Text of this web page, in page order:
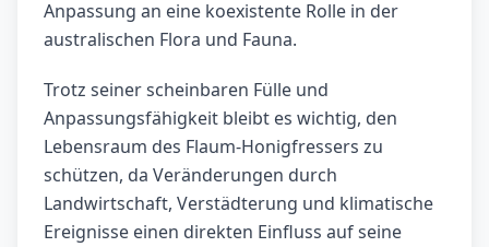
Anpassung an eine koexistente Rolle in der
australischen Flora und Fauna.
Trotz seiner scheinbaren Fülle und
Anpassungsfähigkeit bleibt es wichtig, den
Lebensraum des Flaum-Honigfressers zu
schützen, da Veränderungen durch
Landwirtschaft, Verstädterung und klimatische
Ereignisse einen direkten Einfluss auf seine